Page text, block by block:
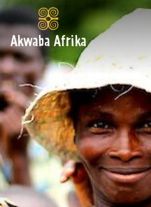
Akwaba Afrika